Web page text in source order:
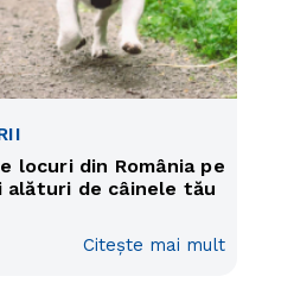
locuri din România pe
alături de câinele tău
Citește mai mult